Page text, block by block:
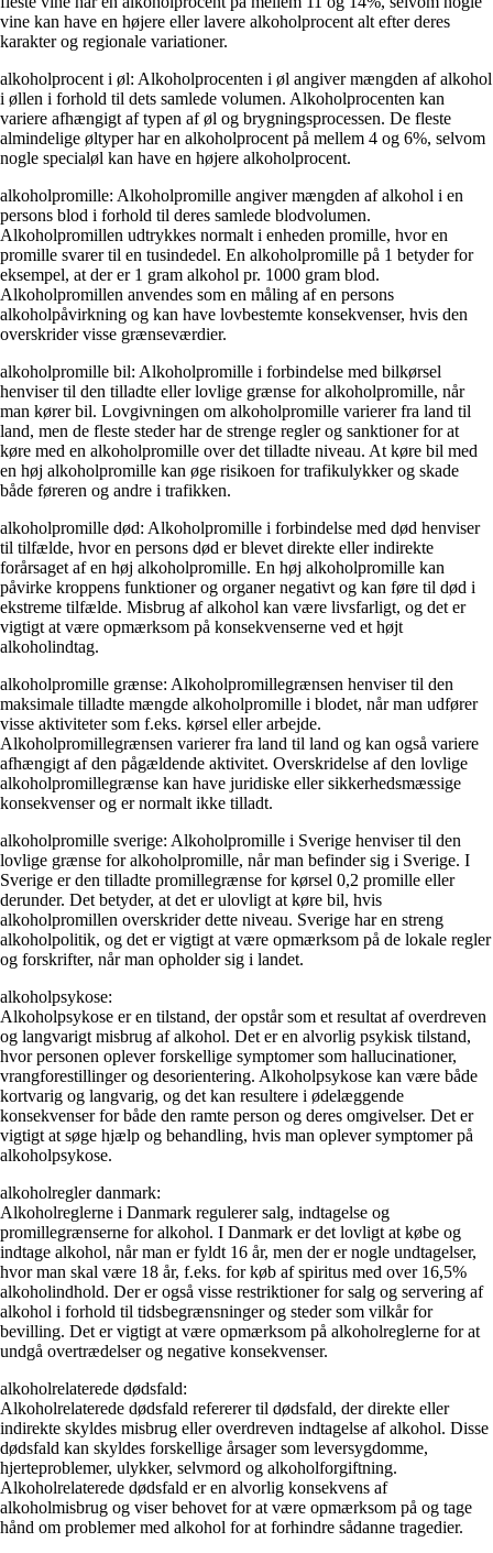
vine kan have en højere eller lavere alkoholprocent alt efter deres
karakter og regionale variationer.
alkoholprocent i øl: Alkoholprocenten i øl angiver mængden af alkohol
i øllen i forhold til dets samlede volumen. Alkoholprocenten kan
variere afhængigt af typen af øl og brygningsprocessen. De fleste
almindelige øltyper har en alkoholprocent på mellem 4 og 6%, selvom
nogle specialøl kan have en højere alkoholprocent.
alkoholpromille: Alkoholpromille angiver mængden af alkohol i en
persons blod i forhold til deres samlede blodvolumen.
Alkoholpromillen udtrykkes normalt i enheden promille, hvor en
promille svarer til en tusindedel. En alkoholpromille på 1 betyder for
eksempel, at der er 1 gram alkohol pr. 1000 gram blod.
Alkoholpromillen anvendes som en måling af en persons
alkoholpåvirkning og kan have lovbestemte konsekvenser, hvis den
overskrider visse grænseværdier.
alkoholpromille bil: Alkoholpromille i forbindelse med bilkørsel
henviser til den tilladte eller lovlige grænse for alkoholpromille, når
man kører bil. Lovgivningen om alkoholpromille varierer fra land til
land, men de fleste steder har de strenge regler og sanktioner for at
køre med en alkoholpromille over det tilladte niveau. At køre bil med
en høj alkoholpromille kan øge risikoen for trafikulykker og skade
både føreren og andre i trafikken.
alkoholpromille død: Alkoholpromille i forbindelse med død henviser
til tilfælde, hvor en persons død er blevet direkte eller indirekte
forårsaget af en høj alkoholpromille. En høj alkoholpromille kan
påvirke kroppens funktioner og organer negativt og kan føre til død i
ekstreme tilfælde. Misbrug af alkohol kan være livsfarligt, og det er
vigtigt at være opmærksom på konsekvenserne ved et højt
alkoholindtag.
alkoholpromille grænse: Alkoholpromillegrænsen henviser til den
maksimale tilladte mængde alkoholpromille i blodet, når man udfører
visse aktiviteter som f.eks. kørsel eller arbejde.
Alkoholpromillegrænsen varierer fra land til land og kan også variere
afhængigt af den pågældende aktivitet. Overskridelse af den lovlige
alkoholpromillegrænse kan have juridiske eller sikkerhedsmæssige
konsekvenser og er normalt ikke tilladt.
alkoholpromille sverige: Alkoholpromille i Sverige henviser til den
lovlige grænse for alkoholpromille, når man befinder sig i Sverige. I
Sverige er den tilladte promillegrænse for kørsel 0,2 promille eller
derunder. Det betyder, at det er ulovligt at køre bil, hvis
alkoholpromillen overskrider dette niveau. Sverige har en streng
alkoholpolitik, og det er vigtigt at være opmærksom på de lokale regler
og forskrifter, når man opholder sig i landet.
alkoholpsykose:
Alkoholpsykose er en tilstand, der opstår som et resultat af overdreven
og langvarigt misbrug af alkohol. Det er en alvorlig psykisk tilstand,
hvor personen oplever forskellige symptomer som hallucinationer,
vrangforestillinger og desorientering. Alkoholpsykose kan være både
kortvarig og langvarig, og det kan resultere i ødelæggende
konsekvenser for både den ramte person og deres omgivelser. Det er
vigtigt at søge hjælp og behandling, hvis man oplever symptomer på
alkoholpsykose.
alkoholregler danmark:
Alkoholreglerne i Danmark regulerer salg, indtagelse og
promillegrænserne for alkohol. I Danmark er det lovligt at købe og
indtage alkohol, når man er fyldt 16 år, men der er nogle undtagelser,
hvor man skal være 18 år, f.eks. for køb af spiritus med over 16,5%
alkoholindhold. Der er også visse restriktioner for salg og servering af
alkohol i forhold til tidsbegrænsninger og steder som vilkår for
bevilling. Det er vigtigt at være opmærksom på alkoholreglerne for at
undgå overtrædelser og negative konsekvenser.
alkoholrelaterede dødsfald:
Alkoholrelaterede dødsfald refererer til dødsfald, der direkte eller
indirekte skyldes misbrug eller overdreven indtagelse af alkohol. Disse
dødsfald kan skyldes forskellige årsager som leversygdomme,
hjerteproblemer, ulykker, selvmord og alkoholforgiftning.
Alkoholrelaterede dødsfald er en alvorlig konsekvens af
alkoholmisbrug og viser behovet for at være opmærksom på og tage
hånd om problemer med alkohol for at forhindre sådanne tragedier.